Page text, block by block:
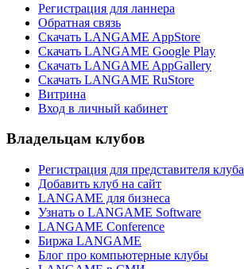
Регистрация для ланнера
Обратная связь
Скачать LANGAME AppStore
Скачать LANGAME Google Play
Скачать LANGAME AppGallery
Скачать LANGAME RuStore
Витрина
Вход в личный кабинет
Владельцам клубов
Регистрация для представителя клуба
Добавить клуб на сайт
LANGAME для бизнеса
Узнать о LANGAME Software
LANGAME Conference
Биржа LANGAME
Блог про компьютерные клубы